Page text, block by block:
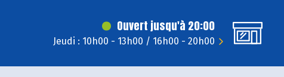
Ouvert jusqu'à 20:00
Jeudi : 10h00 - 13h00 / 16h00 - 20h00